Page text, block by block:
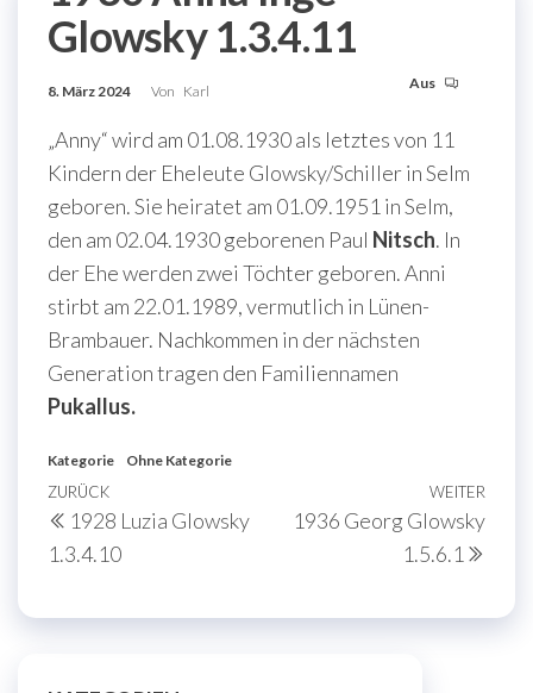
Glowsky 1.3.4.11
8. März 2024 Von Karl Aus
„Anny“ wird am 01.08.1930 als letztes von 11
Kindern der Eheleute Glowsky/Schiller in Selm
geboren. Sie heiratet am 01.09.1951 in Selm,
den am 02.04.1930 geborenen Paul Nitsch. In
der Ehe werden zwei Töchter geboren. Anni
stirbt am 22.01.1989, vermutlich in Lünen-
Brambauer. Nachkommen in der nächsten
Generation tragen den Familiennamen
Pukallus.
Kategorie Ohne Kategorie
Beitragsnavigation
Vorheriger
Beitrag
ZURÜCK
1928 Luzia Glowsky
1.3.4.10
WEITER
1936 Georg Glowsky
1.5.6.1